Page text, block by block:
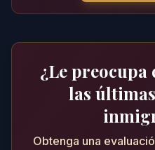
¿Le preocupa
las
Obtenga una